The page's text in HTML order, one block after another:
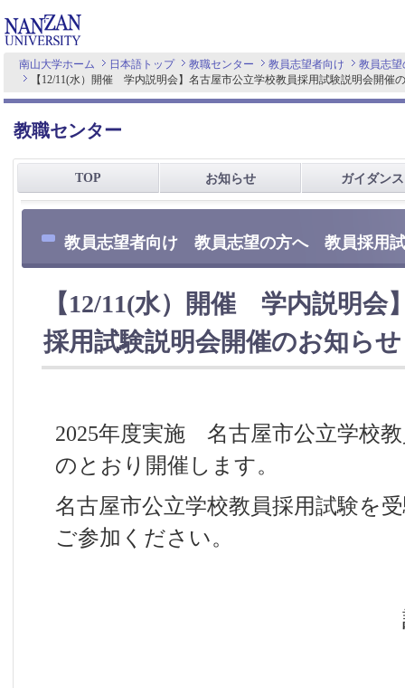
南山大学ホーム 日本語トップ 教職センター 教員志望者向け
教員志望
【12/11(水）開催 学内説明会】名古屋市公立学校教員採用試験説明会開催
教職センター
TOP お知らせ ガイダンス
教員志望者向け 教員志望の方へ 教員採用
【12/11(水）開催 学内説明会
採用試験説明会開催のお知らせ
2025年度実施 名古屋市公立学校
のとおり開催します。
名古屋市公立学校教員採用試験を
ご参加ください。